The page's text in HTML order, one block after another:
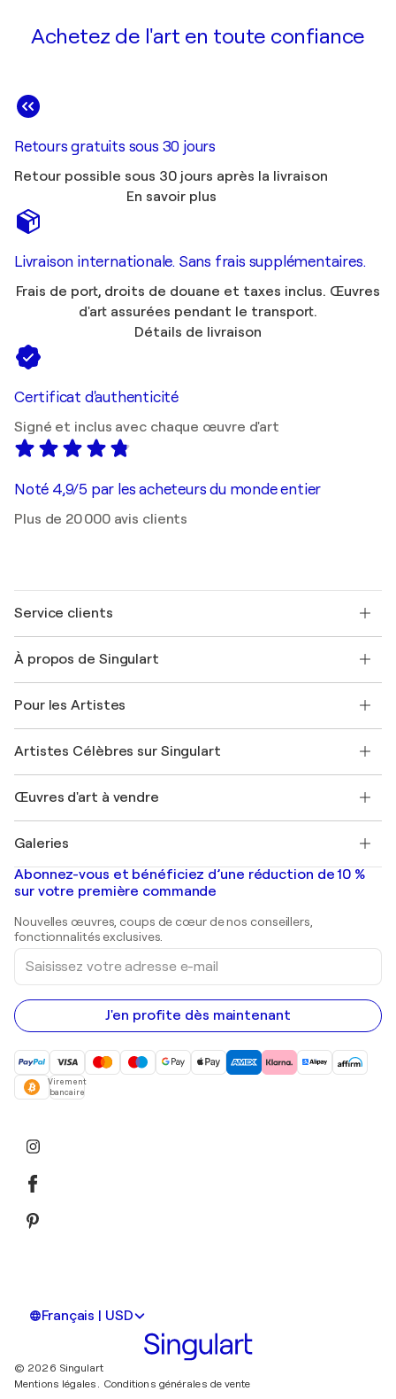
Achetez de l'art en toute confiance
Retours gratuits sous 30 jours
Retour possible sous 30 jours après la livraison
En savoir plus
Livraison internationale. Sans frais supplémentaires.
Frais de port, droits de douane et taxes inclus. Œuvres
d'art assurées pendant le transport.
Détails de livraison
Certificat d'authenticité
Signé et inclus avec chaque œuvre d'art
Noté 4,9/5 par les acheteurs du monde entier
Plus de 20 000 avis clients
Service clients
Expédition
Offrir une carte cadeau
Rejoignez notre programme commercial
Mon compte
+33 1 76 44 06 42
À propos de Singulart
FAQ
Magazine Singulart
Emplois
Découvrez une sélection d'art original
Pour les Artistes
Se connecter en tant qu'Artiste
Artistes Célèbres sur Singulart
Marc Chagall
Banksy
Mr. Brainwash
Shepard Fairey
Œuvres d'art à vendre
Tableaux abstraits à vendre
Peintures de paysage
Estampes
Peintures acryliques
Galeries
Galeries d'art en France
Galeries d'art en Belgique
Abonnez-vous et bénéficiez d’une réduction de 10 %
sur votre première commande
Nouvelles œuvres, coups de cœur de nos conseillers,
fonctionnalités exclusives.
Saisissez
votre
adresse
e-
mail
J'en profite dès maintenant
Virement
bancaire
Français | USD
© 2026 Singulart
Mentions légales.
Conditions générales de vente